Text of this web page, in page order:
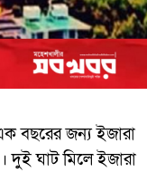
বছরের জন্য ইজারা
দুই ঘাট মিলে ইজারা